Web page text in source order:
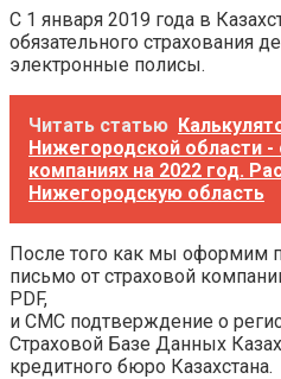
С 1 января 2019 года в
обязательного страхования
электронные полисы.
Читать статью
Нижегородской области -
компаниях на 2022 год.
Нижегородскую область
После того как мы оформим
письмо от страховой
PDF,
и СМС подтверждение о
Страховой Базе Данных
кредитного бюро Казахстана.